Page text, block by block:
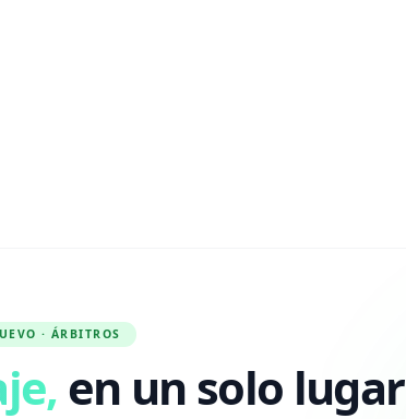
· ÁRBITROS
en un solo lugar